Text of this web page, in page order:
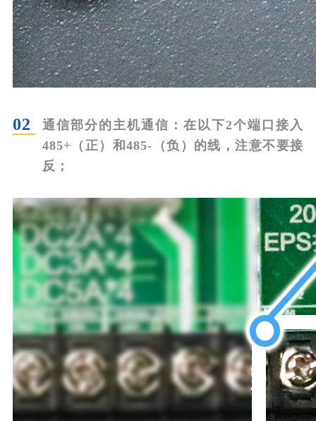
02 通信部分的主机通信： 在以下2个端口接入
485+（正）和485-（负）的线，注意不要接
反；